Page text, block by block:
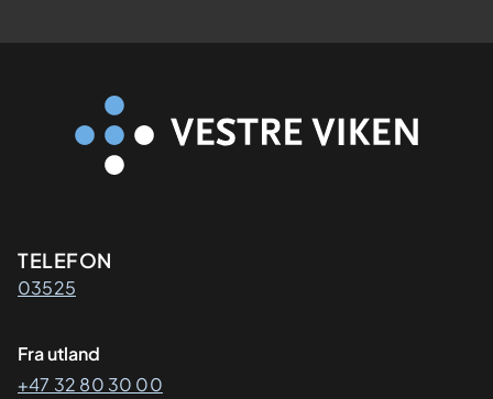
Kontaktinformasjon
TELEFON
03525
Fra utland
+47 32 80 30 00